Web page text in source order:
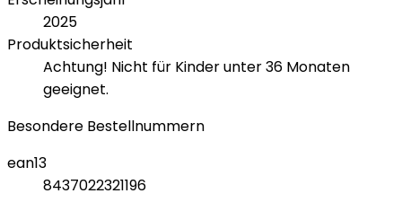
2025
Produktsicherheit
Achtung! Nicht für Kinder unter 36 Monaten
geeignet.
Besondere Bestellnummern
ean13
8437022321196